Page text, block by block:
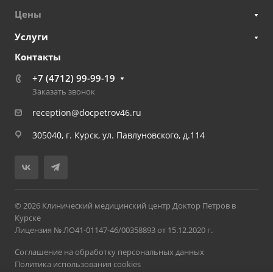
Цены
Услуги
Контакты
+7 (4712) 99-99-19
Заказать звонок
reception@docpetrov46.ru
305040, г. Курск, ул. Павлуновского, д.114
© 2026 Клинический медицинский центр Доктор Петров в
Курске
Лицензия № ЛО41-01147-46/00358893 от 15.12.2020 г.
Соглашение на обработку персональных данных
Политика использования cookies